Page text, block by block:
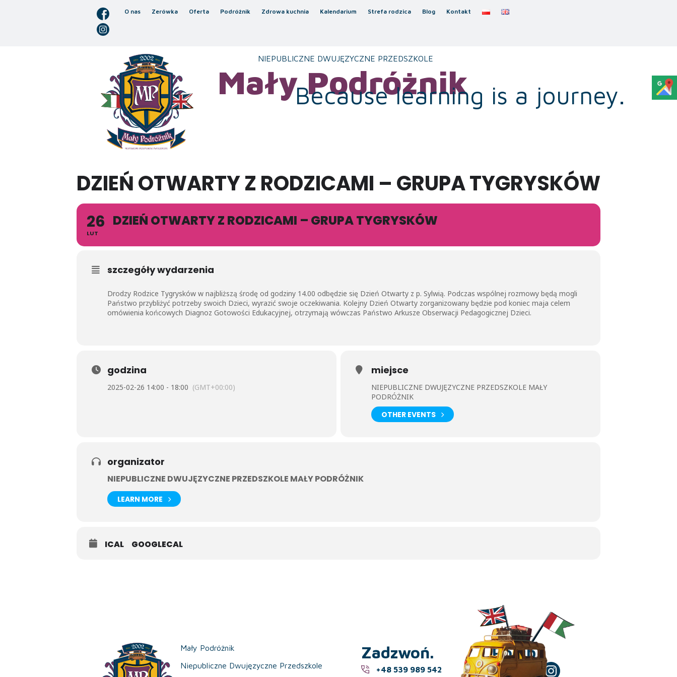
O nas Zerówka Oferta Podróżnik Zdrowa kuchnia Kalendarium Strefa rodzica Blog Kontakt
NIEPUBLICZNE DWUJĘZYCZNE PRZEDSZKOLE
Mały Podróżnik
Because learning is a journey.
DZIEŃ OTWARTY Z RODZICAMI – GRUPA TYGRYSKÓW
26
LUT
DZIEŃ OTWARTY Z RODZICAMI – GRUPA TYGRYSKÓW
szczegóły wydarzenia
Drodzy Rodzice Tygrysków w najbliższą środę od godziny 14.00 odbędzie się Dzień Otwarty z p. Sylwią. Podczas wspólnej rozmowy będą mogli
Państwo przybliżyć potrzeby swoich Dzieci, wyrazić swoje oczekiwania. Kolejny Dzień Otwarty zorganizowany będzie pod koniec maja celem
omówienia końcowych Diagnoz Gotowości Edukacyjnej, otrzymają wówczas Państwo Arkusze Obserwacji Pedagogicznej Dzieci.
godzina
2025-02-26 14:00 - 18:00 (GMT+00:00)
miejsce
NIEPUBLICZNE DWUJĘZYCZNE PRZEDSZKOLE MAŁY
PODRÓŻNIK
OTHER EVENTS
organizator
NIEPUBLICZNE DWUJĘZYCZNE PRZEDSZKOLE MAŁY PODRÓŻNIK
LEARN MORE
ICAL GOOGLECAL
Mały Podróżnik
Niepubliczne Dwujęzyczne Przedszkole
Zadzwoń.
+48 539 989 542
Polub!